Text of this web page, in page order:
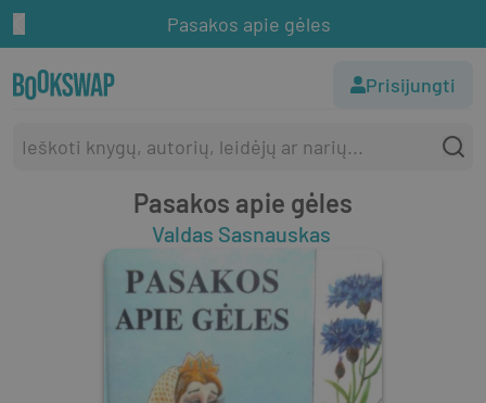
Pasakos apie gėles
Prisijungti
Pasakos apie gėles
Valdas Sasnauskas